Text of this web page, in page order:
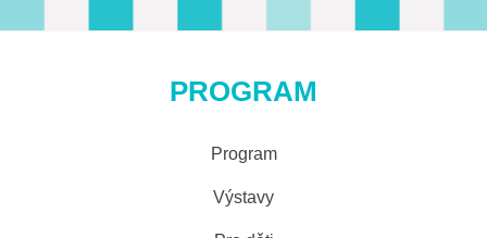
PROGRAM
Program
Výstavy